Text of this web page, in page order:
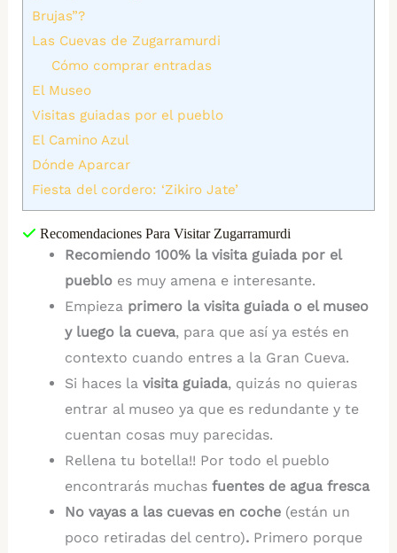
Brujas”?
Las Cuevas de Zugarramurdi
Cómo comprar entradas
El Museo
Visitas guiadas por el pueblo
El Camino Azul
Dónde Aparcar
Fiesta del cordero: ‘Zikiro Jate’
Recomendaciones Para Visitar Zugarramurdi
Recomiendo 100% la visita guiada por el
pueblo es muy amena e interesante.
Empieza primero la visita guiada o el museo
y luego la cueva, para que así ya estés en
contexto cuando entres a la Gran Cueva.
Si haces la visita guiada, quizás no quieras
entrar al museo ya que es redundante y te
cuentan cosas muy parecidas.
Rellena tu botella!! Por todo el pueblo
encontrarás muchas fuentes de agua fresca
No vayas a las cuevas en coche (están un
poco retiradas del centro). Primero porque